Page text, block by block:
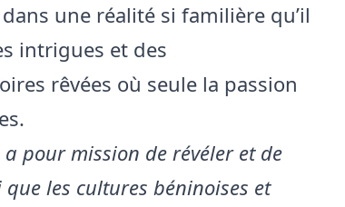
une réalité si familière qu’il
intrigues et des
rêvées où seule la passion
pour mission de révéler et de
les cultures béninoises et